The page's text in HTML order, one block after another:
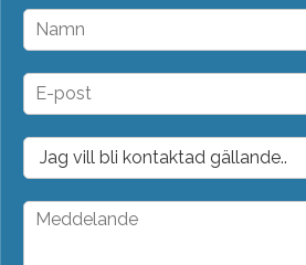
N
m
n
E
p
o
t
*
D
o
p
M